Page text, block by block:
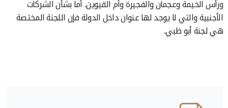
ورأس الخيمة وعجمان والفجيرة وأم القيوين. أما بشأن الشركات
الأجنبية والتي لا يوجد لها عنوان داخل الدولة فإن اللجنة المختصة
هي لجنة أبو ظبي.